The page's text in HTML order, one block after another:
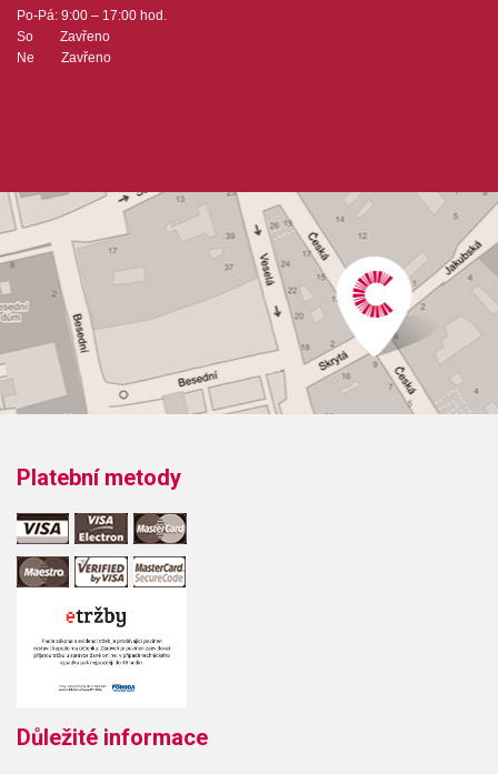
Výrobce: Hal Leonard Corporation
Po-Pá: 9:00 – 17:00 hod.
So Zavřeno
Ne Zavřeno
Platební metody
Důležité informace